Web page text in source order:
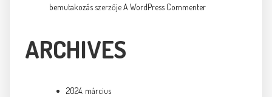
bemutakozás szerzőjeA WordPress Commenter
ARCHIVES
2024. március